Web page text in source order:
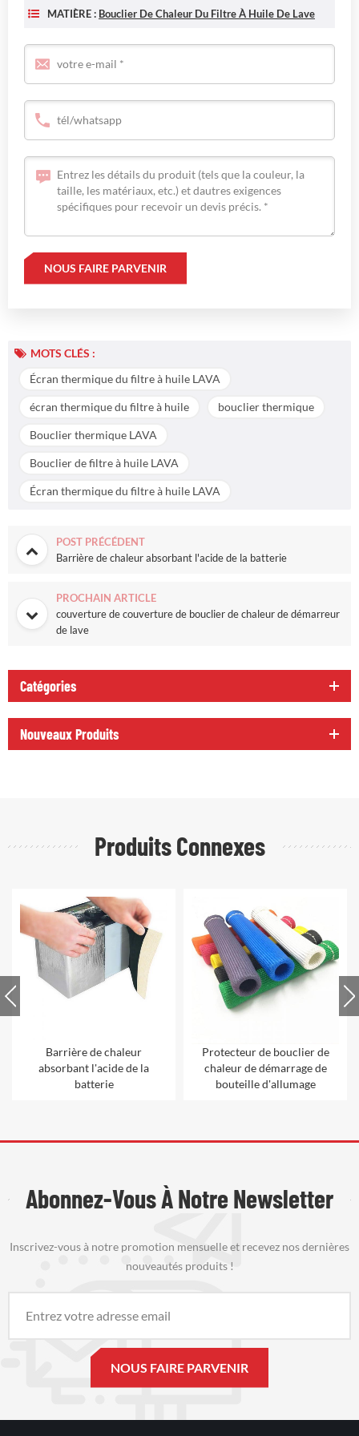
MATIÈRE : Bouclier De Chaleur Du Filtre À Huile De Lave
MOTS CLÉS :
Écran thermique du filtre à huile LAVA
écran thermique du filtre à huile bouclier thermique
Bouclier thermique LAVA
Bouclier de filtre à huile LAVA
Écran thermique du filtre à huile LAVA
POST PRÉCÉDENT
Barrière de chaleur absorbant l'acide de la batterie
PROCHAIN ARTICLE
couverture de couverture de bouclier de chaleur de démarreur
de lave
Catégories
Nouveaux Produits
Produits Connexes
Protecteur de bouclier de
chaleur de démarrage de
bouteille d'allumage
Lava volcanique bouclage
bouclier thermique
thermique
Abonnez-Vous À Notre Newsletter
Inscrivez-vous à notre promotion mensuelle et recevez nos dernières
nouveautés produits !